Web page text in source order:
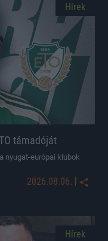
Hírek
támadóját
nyugat-európai klubok
2026.08.06. |
Hírek